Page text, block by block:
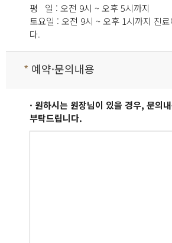
평 일 : 오전 9시 ~ 오후 5시까지
토요일 : 오전 9시 ~ 오후 1시까지 진
다.
* 예약·문의내용
· 원하시는 원장님이 있을 경우, 문의
부탁드립니다.